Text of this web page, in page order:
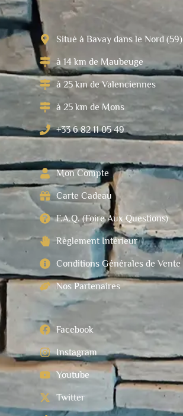
Situé à Bavay dans le Nord (59)
à 14 km de Maubeuge
à 25 km de Valenciennes
à 25 km de Mons
+33 6 82 11 05 49
Mon Compte
Carte Cadeau
F.A.Q. (Foire Aux Questions)
Règlement Intérieur
Conditions Générales de Vente
Nos Partenaires
Facebook
Instagram
Youtube
Twitter